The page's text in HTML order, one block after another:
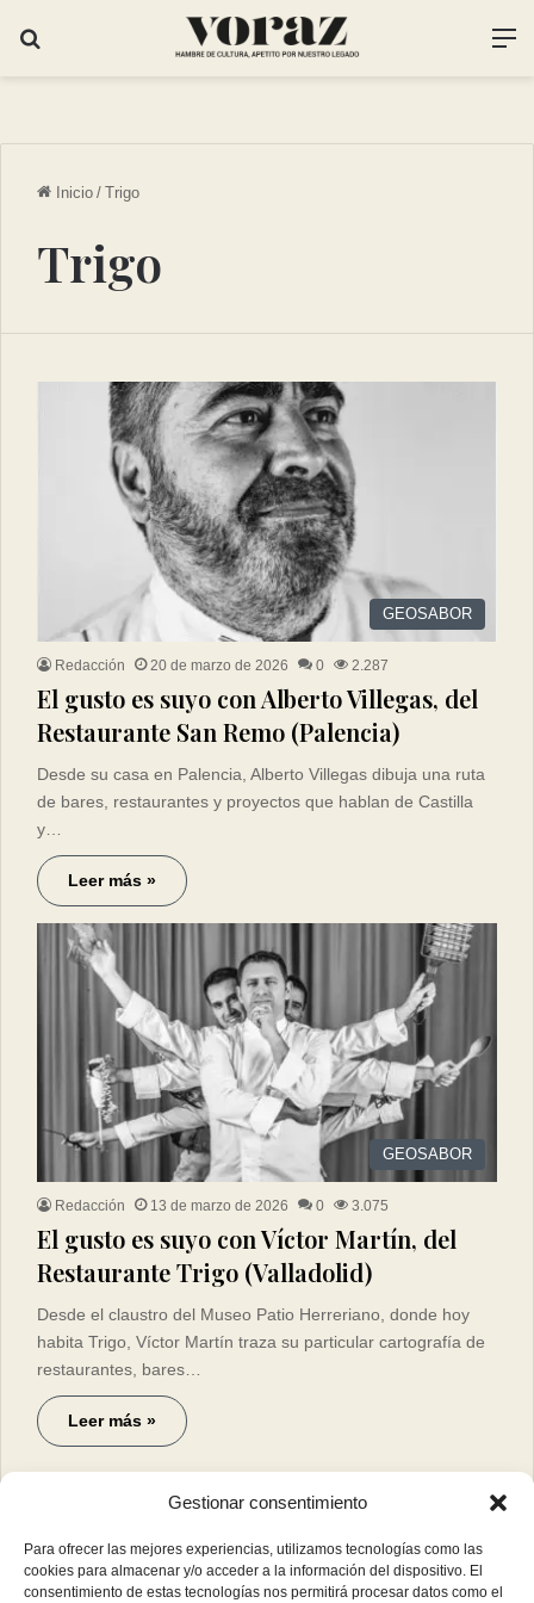
Gestionar consentimiento
Para ofrecer las mejores experiencias, utilizamos tecnologías como las
cookies para almacenar y/o acceder a la información del dispositivo. El
consentimiento de estas tecnologías nos permitirá procesar datos como el
Inicio / Trigo
Trigo
GEOSABOR
Redacción 20 de marzo de 2026 0 2.287
El gusto es suyo con Alberto Villegas, del
Restaurante San Remo (Palencia)
Desde su casa en Palencia, Alberto Villegas dibuja una ruta
de bares, restaurantes y proyectos que hablan de Castilla
y…
Leer más »
GEOSABOR
Redacción 13 de marzo de 2026 0 3.075
El gusto es suyo con Víctor Martín, del
Restaurante Trigo (Valladolid)
Desde el claustro del Museo Patio Herreriano, donde hoy
habita Trigo, Víctor Martín traza su particular cartografía de
restaurantes, bares…
Leer más »